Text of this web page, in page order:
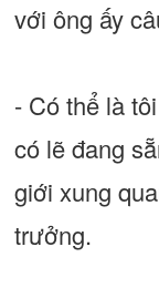
với ông ấy
- Có thể là
có lẽ đang
giới xung
trưởng.